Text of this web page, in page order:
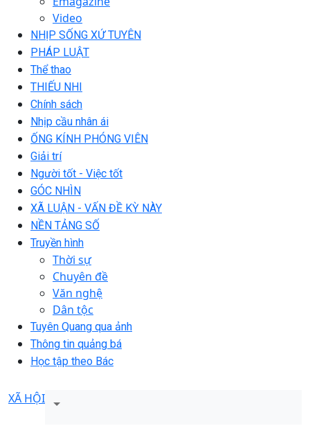
Video
NHỊP SỐNG XỨ TUYÊN
PHÁP LUẬT
Thể thao
THIẾU NHI
Chính sách
Nhịp cầu nhân ái
ỐNG KÍNH PHÓNG VIÊN
Giải trí
Người tốt - Việc tốt
GÓC NHÌN
XÃ LUẬN - VẤN ĐỀ KỲ NÀY
NỀN TẢNG SỐ
Truyền hình
Thời sự
Chuyên đề
Văn nghệ
Dân tộc
Tuyên Quang qua ảnh
Thông tin quảng bá
Học tập theo Bác
XÃ HỘI